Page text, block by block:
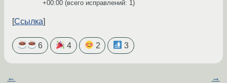
+00:00 (всего исправлений: 1)
Ссылка
6 4 2 3
← →